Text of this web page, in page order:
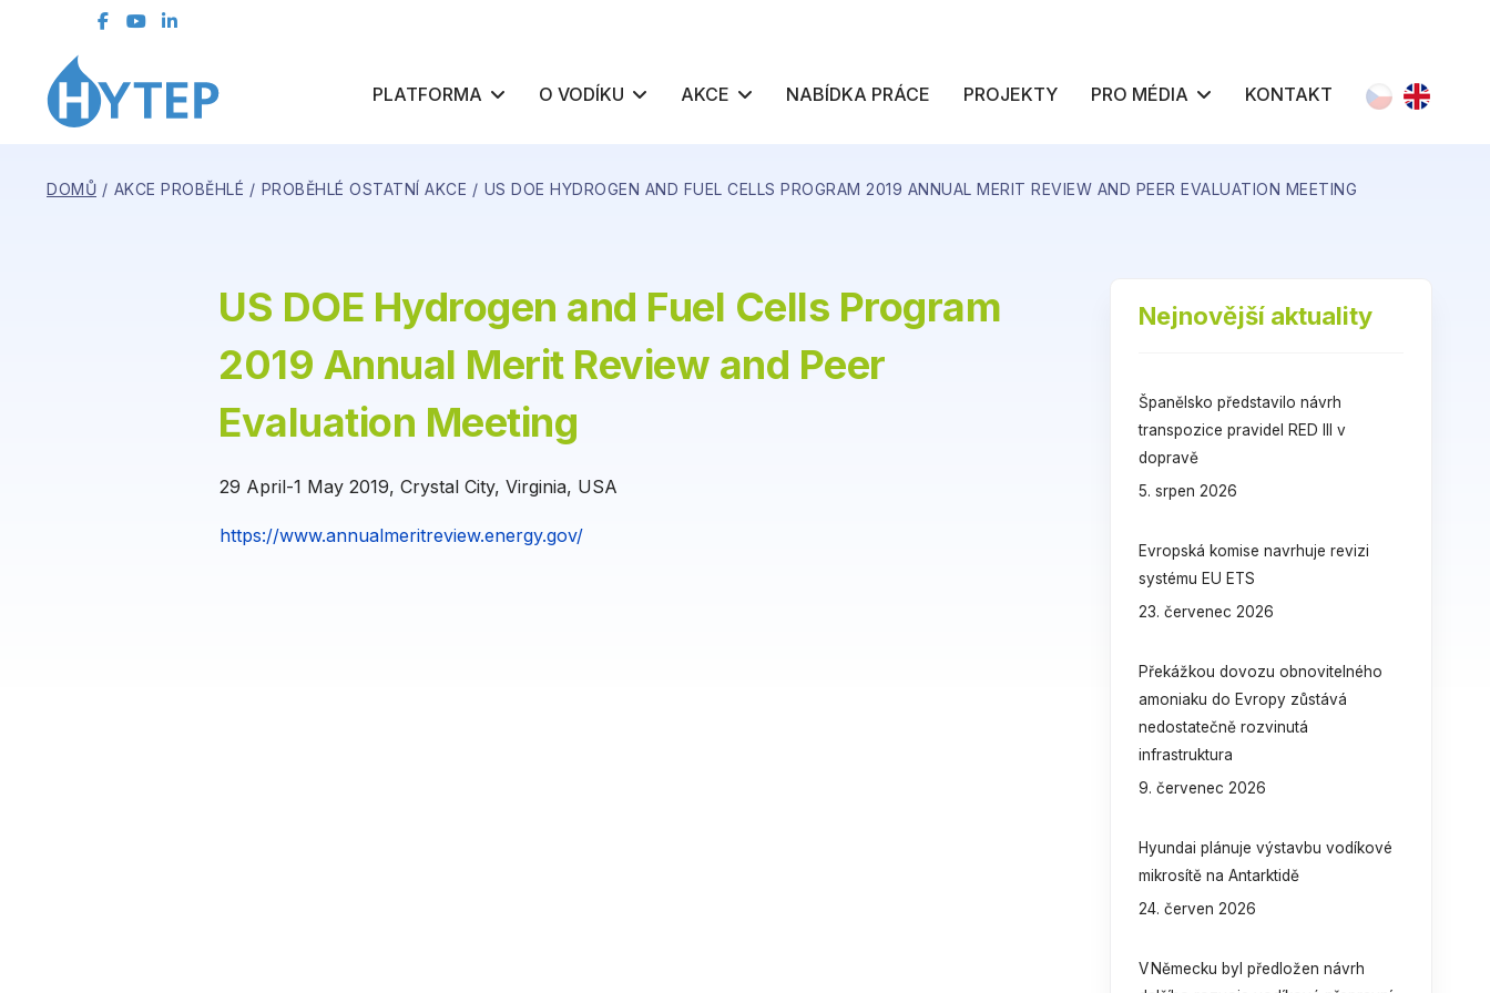
ČLENSKÁ SEKCE
PLATFORMA O VODÍKU AKCE NABÍDKA PRÁCE PROJEKTY PRO MÉDIA KONTAKT Zvolte jazyk
DOMŮ AKCE PROBĚHLÉ PROBĚHLÉ OSTATNÍ AKCE US DOE HYDROGEN AND FUEL CELLS PROGRAM 2019 ANNUAL MERIT REVIEW AND PEER EVALUATION MEETING
US DOE Hydrogen and Fuel Cells Program
2019 Annual Merit Review and Peer
Evaluation Meeting
29 April-1 May 2019, Crystal City, Virginia, USA
https://www.annualmeritreview.energy.gov/
Nejnovější aktuality
Španělsko představilo návrh
transpozice pravidel RED III v
dopravě
5. srpen 2026
Evropská komise navrhuje revizi
systému EU ETS
23. červenec 2026
Překážkou dovozu obnovitelného
amoniaku do Evropy zůstává
nedostatečně rozvinutá
infrastruktura
9. červenec 2026
Hyundai plánuje výstavbu vodíkové
mikrosítě na Antarktidě
24. červen 2026
V Německu byl předložen návrh